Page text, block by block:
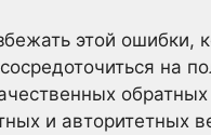
этой ошибки,
на
и авторитетных